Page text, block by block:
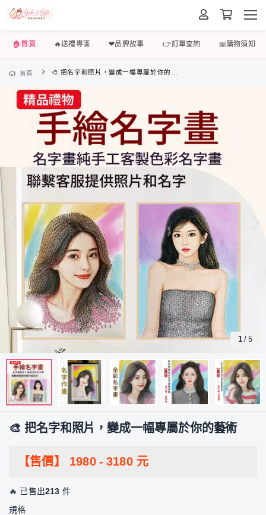
🏠首頁 🔥送禮專區 ❤品牌故事 👉訂單查詢 📖購物須知
首頁 🎨 把名字和照片，變成一幅專屬於你的藝術
1 / 5
🎨 把名字和照片，變成一幅專屬於你的藝術
【售價】 1980 - 3180元
🔥 已售出213 件
規格